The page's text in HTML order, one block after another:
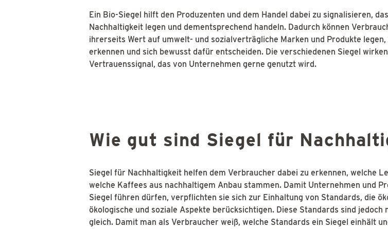
Ein Bio-Siegel hilft den Produzenten und dem Handel dabei zu signalisieren,
Nachhaltigkeit legen und dementsprechend handeln. Dadurch können
ihrerseits Wert auf umwelt- und sozialverträgliche Marken und Produkte legen,
erkennen und sich bewusst dafür entscheiden. Die verschiedenen Siegel
Vertrauenssignal, das von Unternehmen gerne genutzt wird.
Wie gut sind Siegel für
Siegel für Nachhaltigkeit helfen dem Verbraucher dabei zu erkennen, welche
welche Kaffees aus nachhaltigem Anbau stammen. Damit Unternehmen und
Siegel führen dürfen, verpflichten sie sich zur Einhaltung von Standards, die
ökologische und soziale Aspekte berücksichtigen. Diese Standards sind jedoch
gleich. Damit man als Verbraucher weiß, welche Standards ein Siegel einhält